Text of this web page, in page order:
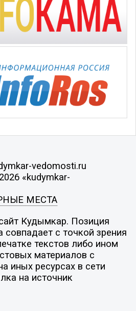
vedomosti.ru
«kudymkar-
МЕСТА
Кудымкар. Позиция
совпадает с точкой зрения
текстов либо ином
материалов с
иных ресурсах в сети
на источник